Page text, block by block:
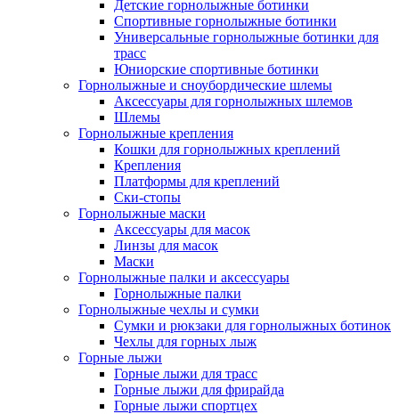
Детские горнолыжные ботинки
Спортивные горнолыжные ботинки
Универсальные горнолыжные ботинки для
трасс
Юниорские спортивные ботинки
Горнолыжные и сноубордические шлемы
Аксессуары для горнолыжных шлемов
Шлемы
Горнолыжные крепления
Кошки для горнолыжных креплений
Крепления
Платформы для креплений
Ски-стопы
Горнолыжные маски
Аксессуары для масок
Линзы для масок
Маски
Горнолыжные палки и аксессуары
Горнолыжные палки
Горнолыжные чехлы и сумки
Сумки и рюкзаки для горнолыжных ботинок
Чехлы для горных лыж
Горные лыжи
Горные лыжи для трасс
Горные лыжи для фрирайда
Горные лыжи спортцех